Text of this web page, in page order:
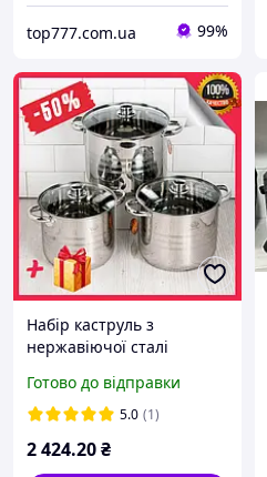
top777.com.ua 99%
Набір каструль з
нержавіючої сталі
набір кухонного посуду з
6 предметів для всіх плит
Готово до відправки
5.0 (1)
2 424.20₴